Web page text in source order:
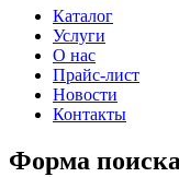
Каталог
Услуги
О нас
Прайс-лист
Новости
Контакты
Форма поиска